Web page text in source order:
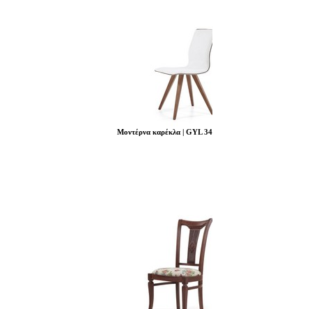
Μοντέρνα καρέκλα | GYL 34